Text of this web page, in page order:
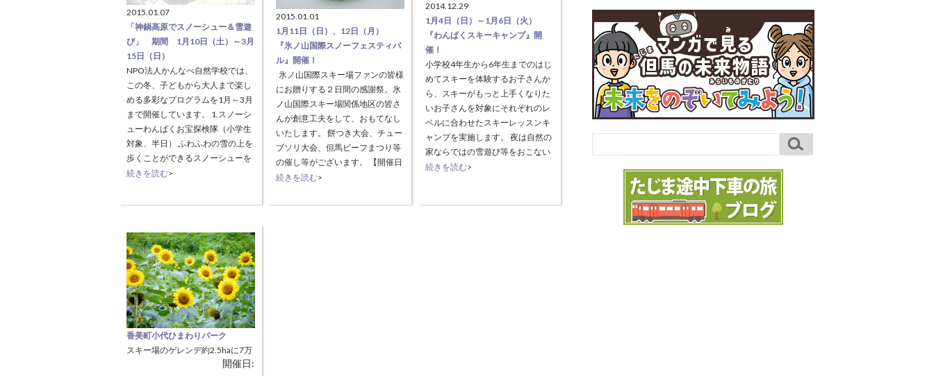
2015.01.07
「神鍋高原でスノーシュー＆雪遊
び」 期間 1月10日（土）～3月
15日（日）
NPO法人かんなべ自然学校では、
この冬、子どもから大人まで楽し
める多彩なプログラムを1月～3月
まで開催しています。 1.スノーシ
ューわんぱくお宝探検隊（小学生
対象、半日） ふわふわの雪の上を
歩くことができるスノーシューを
履き、雪山に隠されたお宝を探し
続きを読む>
2015.01.01
1月11日（日）、12日（月）
『氷ノ山国際スノーフェスティバ
ル』開催！
氷ノ山国際スキー場ファンの皆様
にお贈りする２日間の感謝祭。氷
ノ山国際スキー場関係地区の皆さ
んが創意工夫をして、おもてなし
いたします。 餅つき大会、チュー
ブソリ大会、但馬ビーフまつり等
の催し等がございます。 【開催日
時】 1月11日（日）、12日（月）
ベント内容】 1月11日（
続きを読む>
2014.12.29
1月4日（日）～1月6日（火）
『わんぱくスキーキャンプ』開
催！
小学校4年生から6年生までのはじ
めてスキーを体験するお子さんか
ら、スキーがもっと上手くなりた
いお子さんを対象にそれぞれのレ
ベルに合わせたスキーレッスンキ
ャンプを実施します。 夜は自然の
家ならではの雪遊び等をおこない
ます。 宿泊は尼崎市立美方高原自
続きを読む>
香美町小代ひまわりパーク
スキー場のゲレンデ約2.5haに7万
本のひまわりが咲き誇ります。他
開催日: